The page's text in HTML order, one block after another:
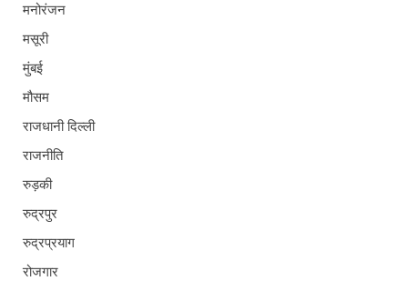
मनोरंजन
मसूरी
मुंबई
मौसम
राजधानी दिल्ली
राजनीति
रुड़की
रुद्रपुर
रुद्रप्रयाग
रोजगार